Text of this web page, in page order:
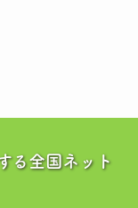
る全国ネット